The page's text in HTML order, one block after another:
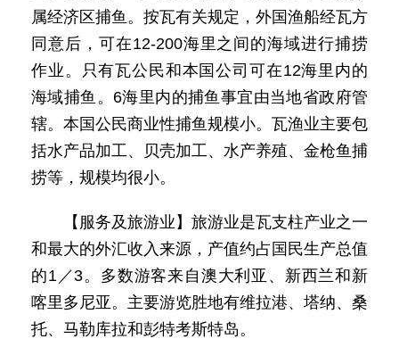
属经济区捕鱼。按瓦有关规定，外国渔船经瓦方
同意后，可在12-200海里之间的海域进行捕捞
作业。只有瓦公民和本国公司可在12海里内的
海域捕鱼。6海里内的捕鱼事宜由当地省政府管
辖。本国公民商业性捕鱼规模小。瓦渔业主要包
括水产品加工、贝壳加工、水产养殖、金枪鱼捕
捞等，规模均很小。
【服务及旅游业】旅游业是瓦支柱产业之一
和最大的外汇收入来源，产值约占国民生产总值
的1／3。多数游客来自澳大利亚、新西兰和新
喀里多尼亚。主要游览胜地有维拉港、塔纳、桑
托、马勒库拉和彭特考斯特岛。